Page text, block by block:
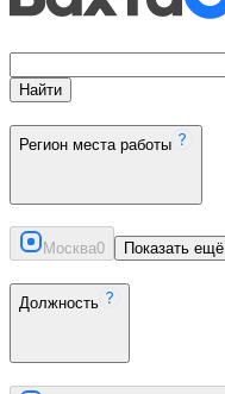
Найти
Регион места работы
Москва0 Показать ещё
Должность